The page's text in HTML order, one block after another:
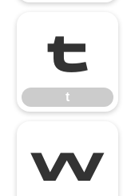
t
t
w